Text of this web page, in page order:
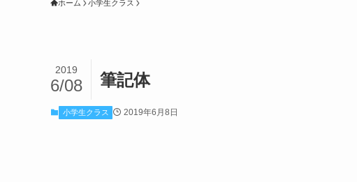
ホーム 小学生クラス
筆記体
2019
6/08
小学生クラス 2019年6月8日